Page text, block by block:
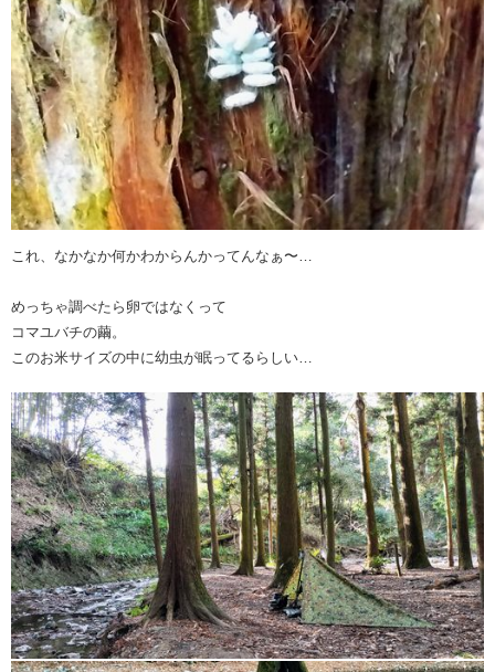
これ、なかなか何かわからんかってんなぁ〜…
めっちゃ調べたら卵ではなくって
コマユバチの繭。
このお米サイズの中に幼虫が眠ってるらしい…